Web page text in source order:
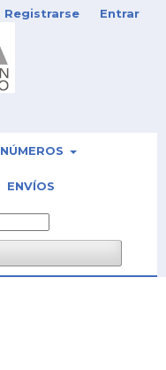
NÚMEROS
ENVÍOS
Registrarse Entrar